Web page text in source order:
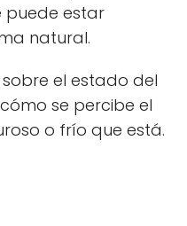
puede estar
natural.
el estado del
se percibe el
o frío que está.